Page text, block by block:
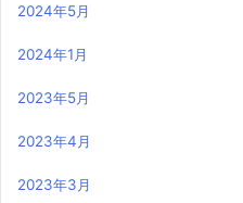
2024年5月
2024年1月
2023年5月
2023年4月
2023年3月